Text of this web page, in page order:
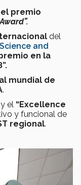
premio
del
and
en la
mundial de
.
y el “Excellence
y funcional de
regional.